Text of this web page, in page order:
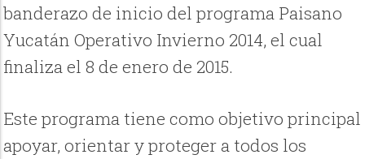
banderazo de inicio del programa Paisano
Yucatán Operativo Invierno 2014, el cual
finaliza el 8 de enero de 2015.
Este programa tiene como objetivo principal
apoyar, orientar y proteger a todos los